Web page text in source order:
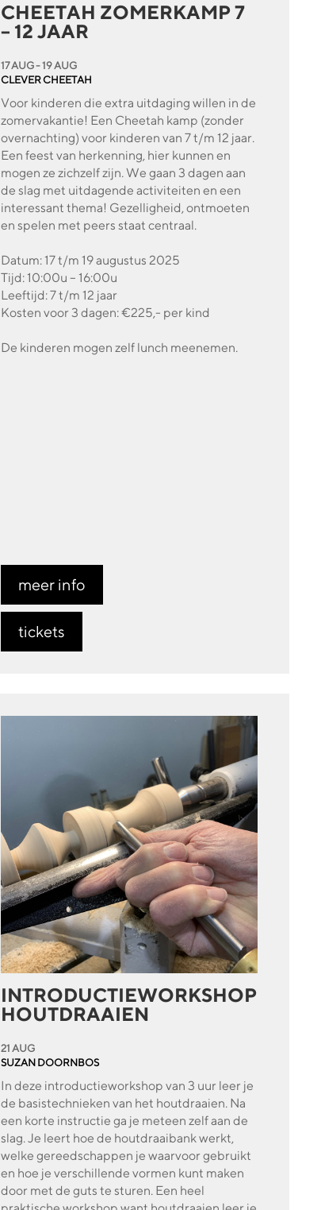
CHEETAH ZOMERKAMP 7
– 12 JAAR
17 AUG - 19 AUG
CLEVER CHEETAH
Voor kinderen die extra uitdaging willen in de
zomervakantie! Een Cheetah kamp (zonder
overnachting) voor kinderen van 7 t/m 12 jaar.
Een feest van herkenning, hier kunnen en
mogen ze zichzelf zijn. We gaan 3 dagen aan
de slag met uitdagende activiteiten en een
interessant thema! Gezelligheid, ontmoeten
en spelen met peers staat centraal.
Datum: 17 t/m 19 augustus 2025
Tijd: 10:00u – 16:00u
Leeftijd: 7 t/m 12 jaar
Kosten voor 3 dagen: €225,- per kind
De kinderen mogen zelf lunch meenemen.
meer info
tickets
INTRODUCTIEWORKSHOP
HOUTDRAAIEN
21 AUG
SUZAN DOORNBOS
In deze introductieworkshop van 3 uur leer je
de basistechnieken van het houtdraaien. Na
een korte instructie ga je meteen zelf aan de
slag. Je leert hoe de houtdraaibank werkt,
welke gereedschappen je waarvoor gebruikt
en hoe je verschillende vormen kunt maken
door met de guts te sturen. Een heel